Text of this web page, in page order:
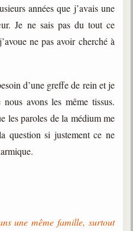
années que j’avais une
Je ne sais pas du tout ce
ne pas avoir cherché à
d’une greffe de rein et je
avons les même tissus.
les paroles de la médium me
question si justement ce ne
une même famille, surtout